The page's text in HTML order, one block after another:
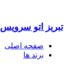
تبریز اتو سرویس
صفحه اصلی
برند ها